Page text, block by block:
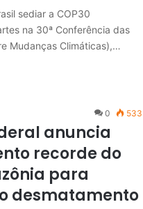
sediar a COP30
na 30ª Conferência das
Mudanças Climáticas),…
0 533
anuncia
recorde do
para
desmatamento